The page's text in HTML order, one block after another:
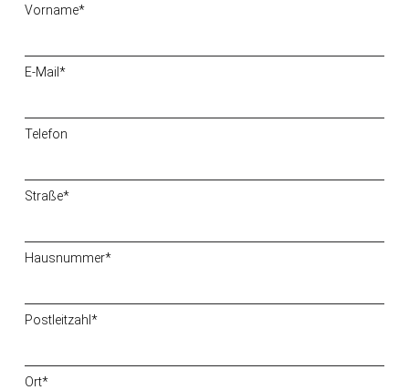
Vorname*
E-Mail*
Telefon
Straße*
Hausnummer*
Postleitzahl*
Ort*